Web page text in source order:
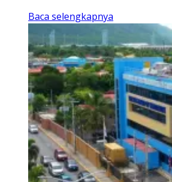
Baca selengkapnya